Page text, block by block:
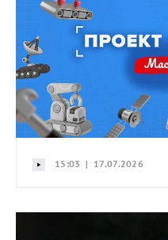
15:03 | 17.07.2026